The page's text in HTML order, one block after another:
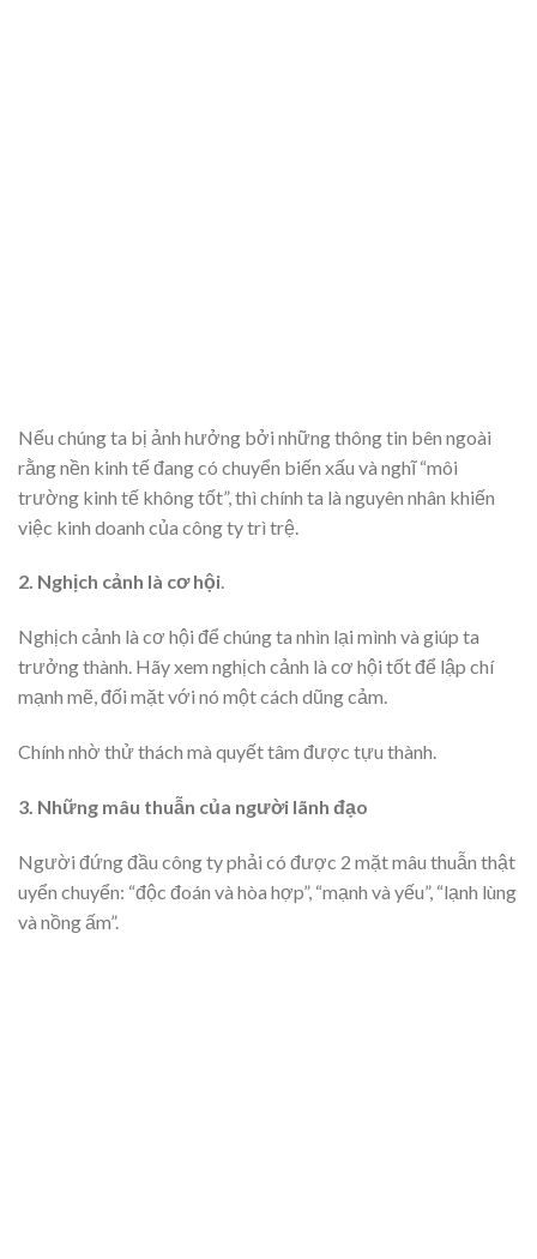
Nếu chúng ta bị ảnh hưởng bởi những thông tin bên ngoài
rằng nền kinh tế đang có chuyển biến xấu và nghĩ “môi
trường kinh tế không tốt”, thì chính ta là nguyên nhân khiến
việc kinh doanh của công ty trì trệ.
2. Nghịch cảnh là cơ hội.
Nghịch cảnh là cơ hội để chúng ta nhìn lại mình và giúp ta
trưởng thành. Hãy xem nghịch cảnh là cơ hội tốt để lập chí
mạnh mẽ, đối mặt với nó một cách dũng cảm.
Chính nhờ thử thách mà quyết tâm được tựu thành.
3. Những mâu thuẫn của người lãnh đạo
Người đứng đầu công ty phải có được 2 mặt mâu thuẫn thật
uyển chuyển: “độc đoán và hòa hợp”, “mạnh và yếu”, “lạnh lùng
và nồng ấm”.